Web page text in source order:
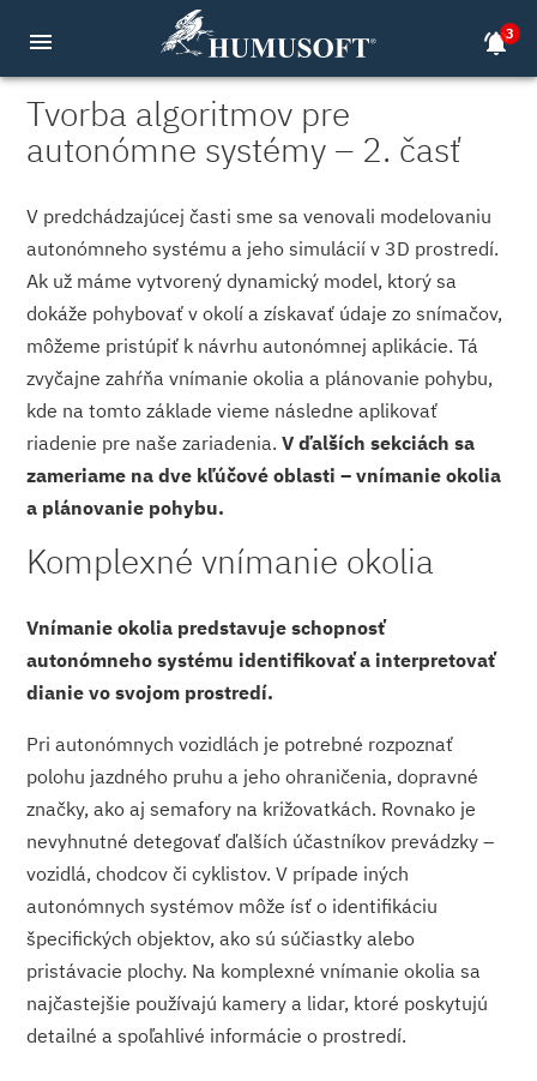
menu notifications_active3
Tvorba algoritmov pre
autonómne systémy – 2. časť
V predchádzajúcej časti sme sa venovali modelovaniu
autonómneho systému a jeho simulácií v 3D prostredí.
Ak už máme vytvorený dynamický model, ktorý sa
dokáže pohybovať v okolí a získavať údaje zo snímačov,
môžeme pristúpiť k návrhu autonómnej aplikácie. Tá
zvyčajne zahŕňa vnímanie okolia a plánovanie pohybu,
kde na tomto základe vieme následne aplikovať
riadenie pre naše zariadenia.V ďalších sekciách sa
zameriame na dve kľúčové oblasti – vnímanie okolia
a plánovanie pohybu.
Komplexné vnímanie okolia
Vnímanie okolia predstavuje schopnosť
autonómneho systému identifikovať a interpretovať
dianie vo svojom prostredí.
Pri autonómnych vozidlách je potrebné rozpoznať
polohu jazdného pruhu a jeho ohraničenia, dopravné
značky, ako aj semafory na križovatkách. Rovnako je
nevyhnutné detegovať ďalších účastníkov prevádzky –
vozidlá, chodcov či cyklistov. V prípade iných
autonómnych systémov môže ísť o identifikáciu
špecifických objektov, ako sú súčiastky alebo
pristávacie plochy. Na komplexné vnímanie okolia sa
najčastejšie používajú kamery a lidar, ktoré poskytujú
detailné a spoľahlivé informácie o prostredí.